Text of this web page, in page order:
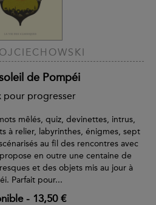
de Pompéi
pour progresser
mêlés, quiz, devinettes, intrus,
à relier, labyrinthes, énigmes, sept
au fil des rencontres avec
en outre une centaine de
et des objets mis au jour à
Parfait pour...
- 13,50 €